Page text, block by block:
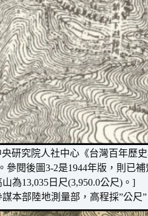
研究院人社中心《台灣百年歷史
閱後圖3-2是1944年版，則已
為13,035日尺(3,950.0公尺)。]
本部陸地測量部，高程採”公尺